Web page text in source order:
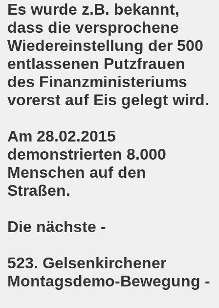
Es wurde z.B. bekannt,
dass die versprochene
Wiedereinstellung der 500
entlassenen Putzfrauen
des Finanzministeriums
vorerst auf Eis gelegt wird.
Am 28.02.2015
demonstrierten 8.000
Menschen auf den
Straßen.
Die nächste -
523. Gelsenkirchener
Montagsdemo-Bewegung -
am 13.10.2018 mit tollem Beitrag in Berlin
Setzen wir gemeinsam ein kämpferisches Zeichen
Montagsdemonstration: Kampf gegen
Bewegung am 01.10.2018 - gegen die
und wichtige Informationen zur 15.
Bewegung in Gelsenkirchen
Beeindruckender Protest am 17.09.2018
Regierung in Berlin als Teil der Großdemonstration
Bewegung am 17.09.2018 ruft auf zum Protest gegen
Arbeiter und an die kämpfenden Arbeiterinnen bei
20.08.2018 in Gelsenkirchen - ein Grund zu feiern!
Bewegung am 13.08.2018 hält weiterhin wie bisher